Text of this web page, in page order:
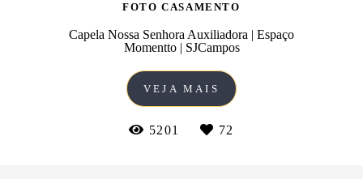
FOTO CASAMENTO
Capela Nossa Senhora Auxiliadora | Espaço
Momentto | SJCampos
VEJA MAIS
5201 72